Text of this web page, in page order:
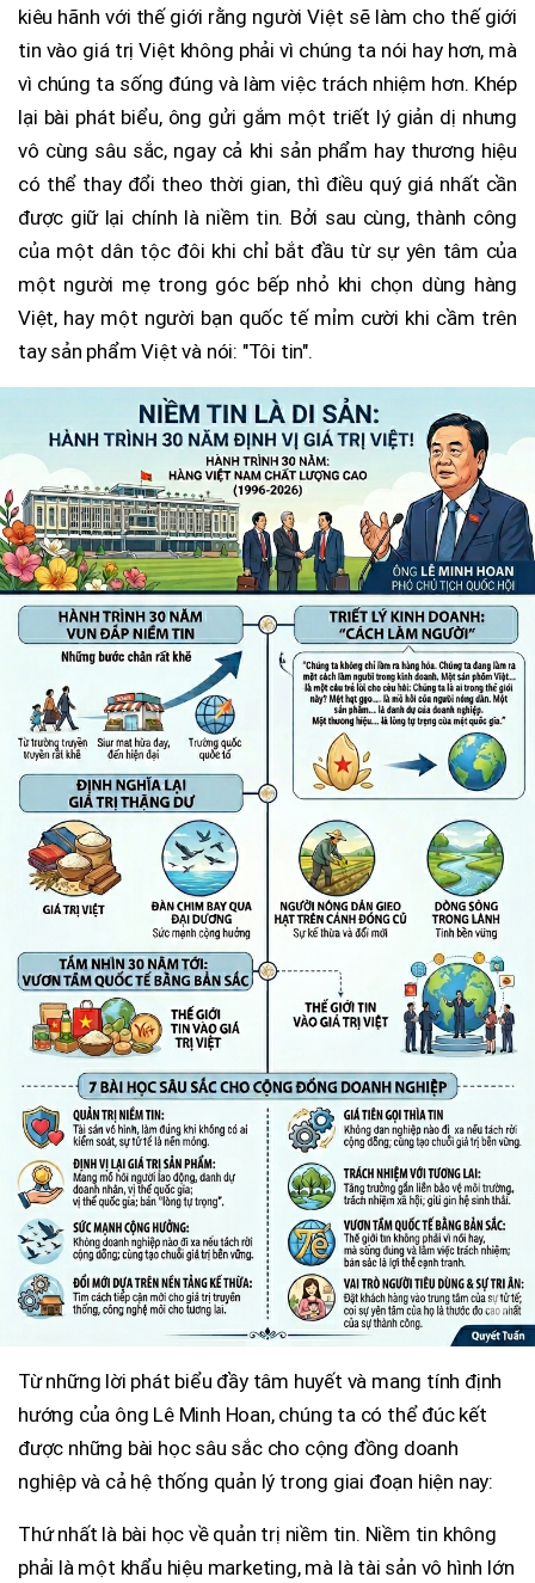
kiêu hãnh với thế giới rằng người Việt sẽ làm cho thế giới
tin vào giá trị Việt không phải vì chúng ta nói hay hơn, mà
vì chúng ta sống đúng và làm việc trách nhiệm hơn. Khép
lại bài phát biểu, ông gửi gắm một triết lý giản dị nhưng
vô cùng sâu sắc, ngay cả khi sản phẩm hay thương hiệu
có thể thay đổi theo thời gian, thì điều quý giá nhất cần
được giữ lại chính là niềm tin. Bởi sau cùng, thành công
của một dân tộc đôi khi chỉ bắt đầu từ sự yên tâm của
một người mẹ trong góc bếp nhỏ khi chọn dùng hàng
Việt, hay một người bạn quốc tế mỉm cười khi cầm trên
tay sản phẩm Việt và nói: "Tôi tin".
Từ những lời phát biểu đầy tâm huyết và mang tính định
hướng của ông Lê Minh Hoan, chúng ta có thể đúc kết
được những bài học sâu sắc cho cộng đồng doanh
nghiệp và cả hệ thống quản lý trong giai đoạn hiện nay:
Thứ nhất là bài học về quản trị niềm tin. Niềm tin không
phải là một khẩu hiệu marketing, mà là tài sản vô hình lớn